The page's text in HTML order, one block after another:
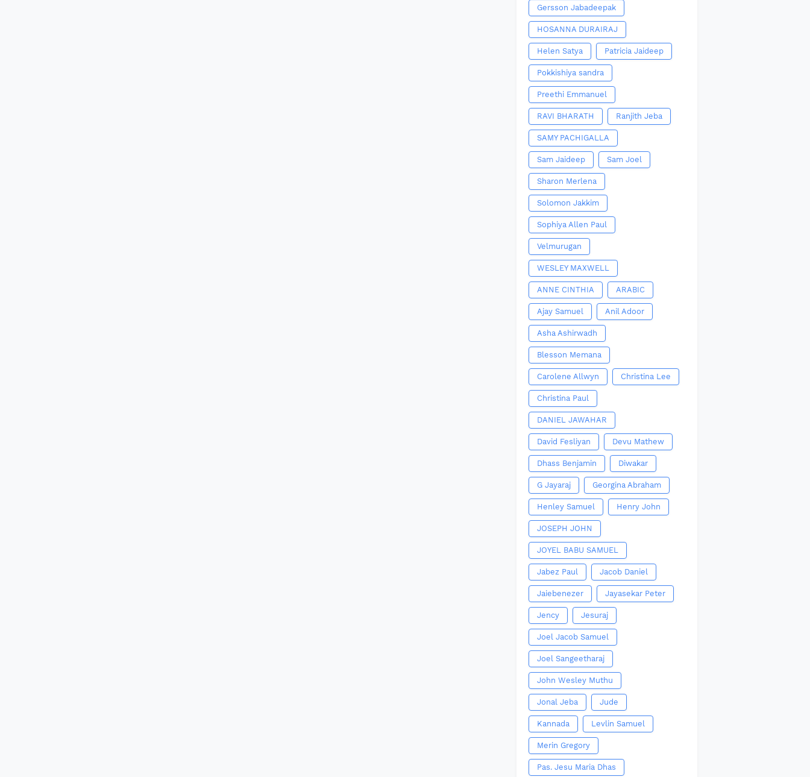
Gersson Jabadeepak
HOSANNA DURAIRAJ
Helen Satya Patricia Jaideep
Pokkishiya sandra
Preethi Emmanuel
RAVI BHARATH Ranjith Jeba
SAMY PACHIGALLA
Sam Jaideep Sam Joel
Sharon Merlena
Solomon Jakkim
Sophiya Allen Paul
Velmurugan
WESLEY MAXWELL
ANNE CINTHIA ARABIC
Ajay Samuel Anil Adoor
Asha Ashirwadh
Blesson Memana
Carolene Allwyn Christina Lee
Christina Paul
DANIEL JAWAHAR
David Fesliyan Devu Mathew
Dhass Benjamin Diwakar
G Jayaraj Georgina Abraham
Henley Samuel Henry John
JOSEPH JOHN
JOYEL BABU SAMUEL
Jabez Paul Jacob Daniel
Jaiebenezer Jayasekar Peter
Jency Jesuraj
Joel Jacob Samuel
Joel Sangeetharaj
John Wesley Muthu
Jonal Jeba Jude
Kannada Levlin Samuel
Merin Gregory
Pas. Jesu Maria Dhas